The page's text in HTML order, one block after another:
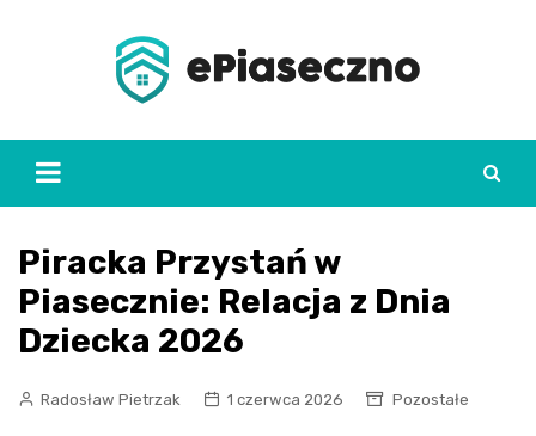
Piracka Przystań w
Piasecznie: Relacja z Dnia
Dziecka 2026
Radosław Pietrzak 1 czerwca 2026 Pozostałe